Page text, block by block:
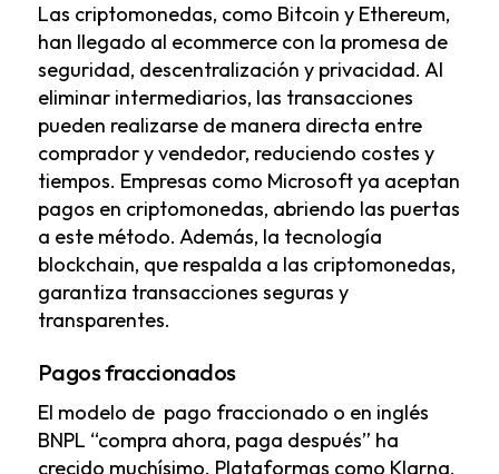
Las criptomonedas, como Bitcoin y Ethereum,
han llegado al ecommerce con la promesa de
seguridad, descentralización y privacidad. Al
eliminar intermediarios, las transacciones
pueden realizarse de manera directa entre
comprador y vendedor, reduciendo costes y
tiempos. Empresas como Microsoft ya aceptan
pagos en criptomonedas, abriendo las puertas
a este método. Además, la tecnología
blockchain, que respalda a las criptomonedas,
garantiza transacciones seguras y
transparentes.
Pagos fraccionados
El modelo de pago fraccionado o en inglés
BNPL “compra ahora, paga después” ha
crecido muchísimo. Plataformas como Klarna,